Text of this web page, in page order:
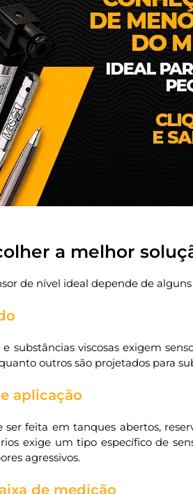
a melhor
de nível ideal depende de
e substâncias viscosas exigem
outros são projetados para
aplicação
feita em tanques abertos,
exige um tipo específico de
agressivos.
de medição